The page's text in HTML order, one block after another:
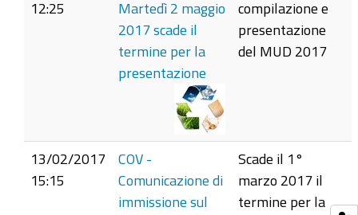
12:25
Martedì 2 maggio
2017 scade il
termine per la
presentazione
compilazione e
presentazione
del MUD 2017
13/02/2017
15:15
COV -
Comunicazione di
immissione sul
Scade il 1°
marzo 2017 il
termine per la